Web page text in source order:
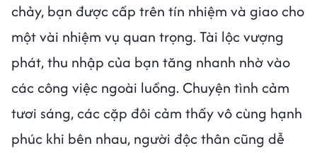
chảy, bạn được cấp trên tín nhiệm và giao cho
một vài nhiệm vụ quan trọng. Tài lộc vượng
phát, thu nhập của bạn tăng nhanh nhờ vào
các công việc ngoài luồng. Chuyện tình cảm
tươi sáng, các cặp đôi cảm thấy vô cùng hạnh
phúc khi bên nhau, người độc thân cũng dễ